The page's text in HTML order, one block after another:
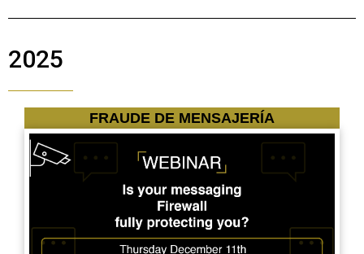
2025
FRAUDE DE MENSAJERÍA